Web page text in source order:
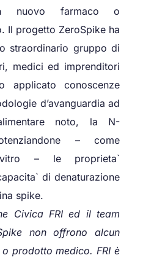
nuovo farmaco o
Il progetto ZeroSpike ha
straordinario gruppo di
medici ed imprenditori
applicato conoscenze
d’avanguardia ad
noto, la N-
– come
– le proprieta`
di denaturazione
spike.
Civica FRI ed il team
non offrono alcun
prodotto medico. FRI è